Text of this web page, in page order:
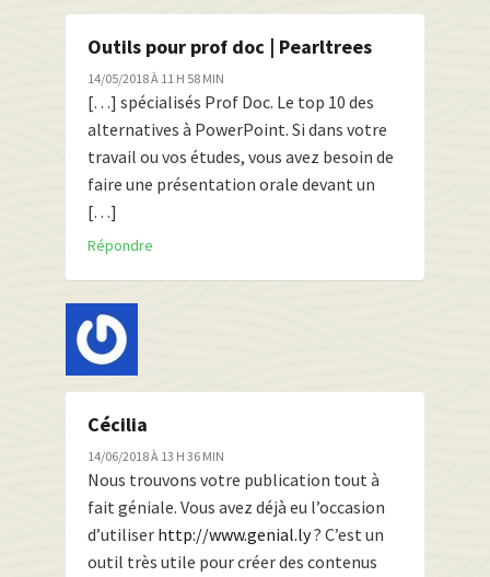
Outils pour prof doc | Pearltrees
14/05/2018 À 11 H 58 MIN
[…] spécialisés Prof Doc. Le top 10 des
alternatives à PowerPoint. Si dans votre
travail ou vos études, vous avez besoin de
faire une présentation orale devant un
[…]
Répondre
Cécilia
14/06/2018 À 13 H 36 MIN
Nous trouvons votre publication tout à
fait géniale. Vous avez déjà eu l’occasion
d’utiliser http://www.genial.ly? C’est un
outil très utile pour créer des contenus